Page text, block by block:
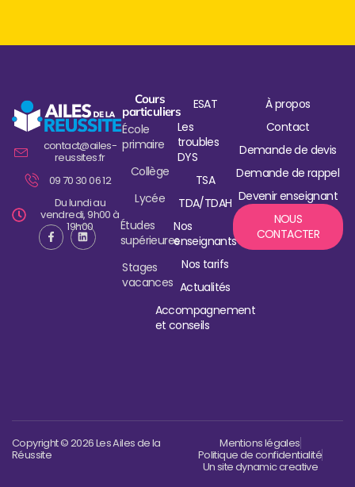
contact@ailes-
reussites.fr
09 70 30 06 12
Du lundi au
vendredi, 9h00 à
19h00
Cours
particuliers
École
primaire
Collège
Lycée
Études
supérieures
Stages
vacances
ESAT
Les
troubles
DYS
TSA
TDA/TDAH
Nos
enseignants
Nos tarifs
Actualités
Accompagnement
et conseils
À propos
Contact
Demande de devis
Demande de rappel
Devenir enseignant
NOUS
CONTACTER
Copyright © 2026 Les Ailes de la
Réussite
Mentions légales
Politique de confidentialité
Un site dynamic creative